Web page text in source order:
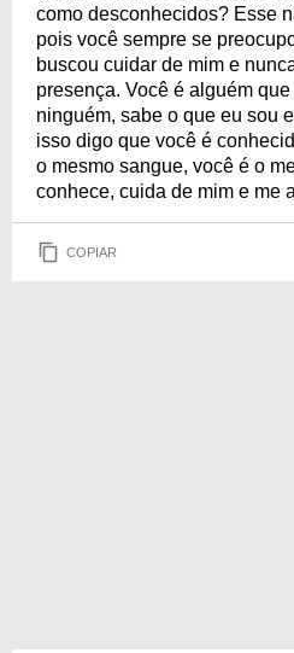
como desconhecidos? Esse
pois você sempre se
buscou cuidar de mim e
presença. Você é alguém
ninguém, sabe o que eu sou
isso digo que você é
o mesmo sangue, você é o
conhece, cuida de mim e me
COPIAR